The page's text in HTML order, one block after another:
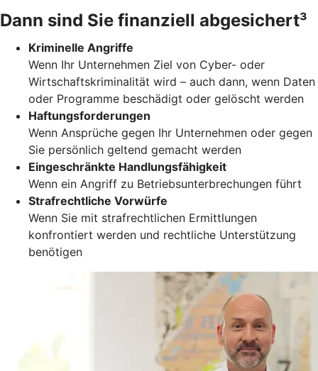
Dann sind Sie finanziell abgesichert³
Kriminelle Angriffe
Wenn Ihr Unternehmen Ziel von Cyber- oder
Wirtschaftskriminalität wird – auch dann, wenn Daten
oder Programme beschädigt oder gelöscht werden
Haftungsforderungen
Wenn Ansprüche gegen Ihr Unternehmen oder gegen
Sie persönlich geltend gemacht werden
Eingeschränkte Handlungsfähigkeit
Wenn ein Angriff zu Betriebsunterbrechungen führt
Strafrechtliche Vorwürfe
Wenn Sie mit strafrechtlichen Ermittlungen
konfrontiert werden und rechtliche Unterstützung
benötigen